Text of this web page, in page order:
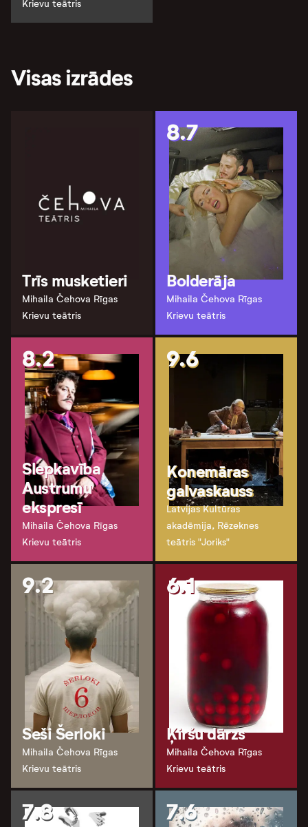
Krievu teātris
Visas izrādes
Trīs musketieri
Mihaila Čehova Rīgas
Krievu teātris
8.7
Bolderāja
Mihaila Čehova Rīgas
Krievu teātris
8.2
Slepkavība
Austrumu
ekspresī
Mihaila Čehova Rīgas
Krievu teātris
9.6
Konemāras
galvaskauss
Latvijas Kultūras
akadēmija, Rēzeknes
teātris "Joriks"
9.2
Seši Šerloki
Mihaila Čehova Rīgas
Krievu teātris
6.1
Ķiršu dārzs
Mihaila Čehova Rīgas
Krievu teātris
7.8 7.6